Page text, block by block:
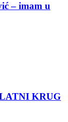
– imam u
KRUG